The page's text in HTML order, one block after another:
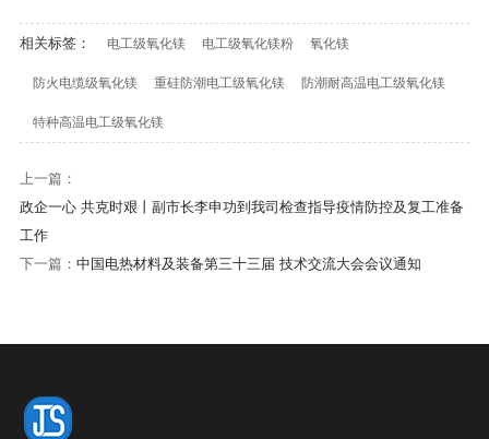
相关标签： 电工级氧化镁 电工级氧化镁粉 氧化镁
防火电缆级氧化镁 重硅防潮电工级氧化镁 防潮耐高温电工级氧化镁
特种高温电工级氧化镁
上一篇：
政企一心 共克时艰丨副市长李申功到我司检查指导疫情防控及复工准备
工作
下一篇： 中国电热材料及装备第三十三届 技术交流大会会议通知